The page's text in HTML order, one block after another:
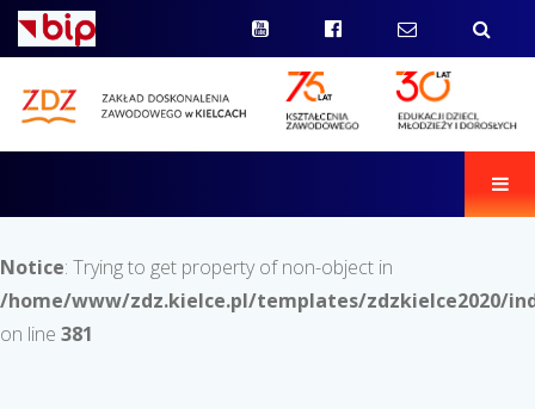
Notice: Trying to get property of non-object in
/home/www/zdz.kielce.pl/templates/zdzkielce2020/
on line 381